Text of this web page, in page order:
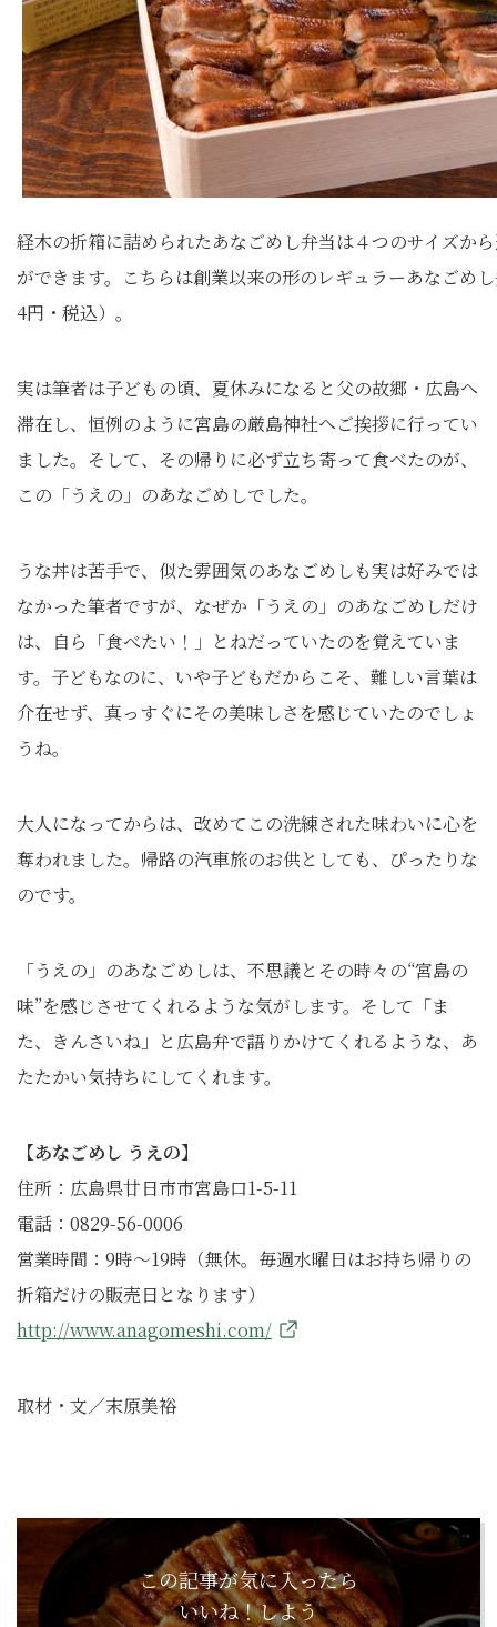
経木の折箱に詰められたあなごめし弁当は４つのサイズか
ができます。こちらは創業以来の形のレギュラーあなごめ
4円・税込）。
実は筆者は子どもの頃、夏休みになると父の故郷・広島へ
滞在し、恒例のように宮島の厳島神社へご挨拶に行ってい
ました。そして、その帰りに必ず立ち寄って食べたのが、
この「うえの」のあなごめしでした。
うな丼は苦手で、似た雰囲気のあなごめしも実は好みでは
なかった筆者ですが、なぜか「うえの」のあなごめしだけ
は、自ら「食べたい！」とねだっていたのを覚えていま
す。子どもなのに、いや子どもだからこそ、難しい言葉は
介在せず、真っすぐにその美味しさを感じていたのでしょ
うね。
大人になってからは、改めてこの洗練された味わいに心を
奪われました。帰路の汽車旅のお供としても、ぴったりな
のです。
「うえの」のあなごめしは、不思議とその時々の“宮島の
味”を感じさせてくれるような気がします。そして「ま
た、きんさいね」と広島弁で語りかけてくれるような、あ
たたかい気持ちにしてくれます。
【あなごめし うえの】
住所：広島県廿日市市宮島口1-5-11
電話：0829-56-0006
営業時間：9時〜19時（無休。毎週水曜日はお持ち帰りの
折箱だけの販売日となります）
http://www.anagomeshi.com/
取材・文／末原美裕
この記事が気に入ったら
いいね！しよう